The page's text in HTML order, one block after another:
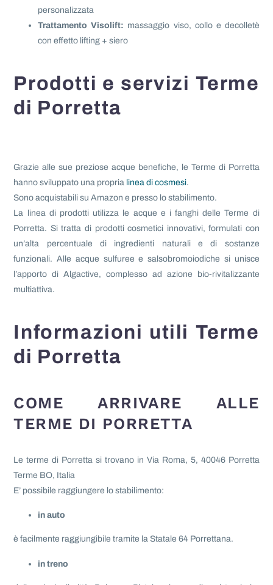
personalizzata
Trattamento Visolift: massaggio viso, collo e decolletè
con effetto lifting + siero
Prodotti e servizi Terme
di Porretta
Grazie alle sue preziose acque benefiche, le Terme di Porretta
hanno sviluppato una propria linea di cosmesi.
Sono acquistabili su Amazon e presso lo stabilimento.
La linea di prodotti utilizza le acque e i fanghi delle Terme di
Porretta. Si tratta di prodotti cosmetici innovativi, formulati con
un’alta percentuale di ingredienti naturali e di sostanze
funzionali. Alle acque sulfuree e salsobromoiodiche si unisce
l’apporto di Algactive, complesso ad azione bio-rivitalizzante
multiattiva.
Informazioni utili Terme
di Porretta
COME ARRIVARE ALLE
TERME DI PORRETTA
Le terme di Porretta si trovano in Via Roma, 5, 40046 Porretta
Terme BO, Italia
E’ possibile raggiungere lo stabilimento:
in auto
è facilmente raggiungibile tramite la Statale 64 Porrettana.
in treno